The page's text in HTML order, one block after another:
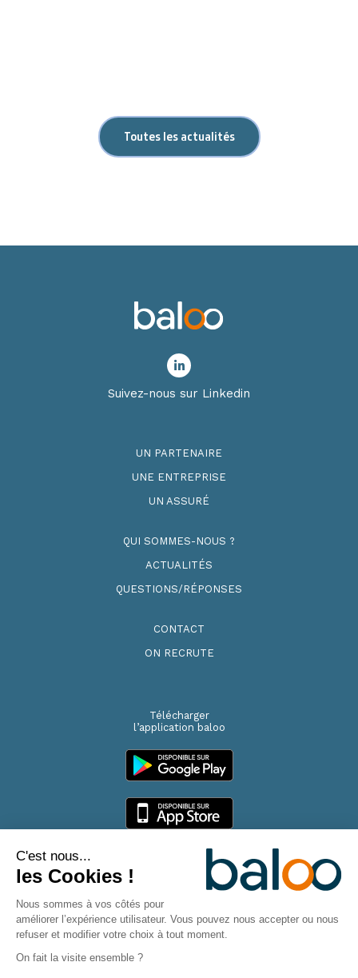
Toutes les actualités
Suivez-nous sur Linkedin
UN PARTENAIRE
UNE ENTREPRISE
UN ASSURÉ
QUI SOMMES-NOUS ?
ACTUALITÉS
QUESTIONS/RÉPONSES
CONTACT
ON RECRUTE
Télécharger
l’application baloo
Copyright baloo 2026
Mentions légales Politique RGPD Réclamations
C'est nous...
les Cookies !
Nous sommes à vos côtés pour
améliorer l’expérience utilisateur. Vous pouvez nous accepter ou nous
refuser et modifier votre choix à tout moment.
On fait la visite ensemble ?